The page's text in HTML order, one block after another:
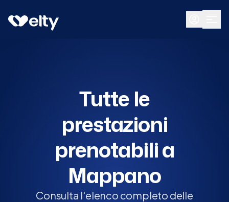
Prenota visita
Tutte le
prestazioni
prenotabili a
Mappano
Consulta l'elenco completo delle